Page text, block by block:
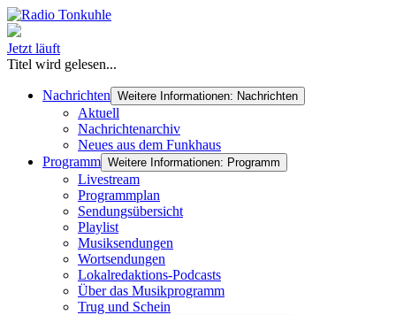
Jetzt läuft
Titel wird gelesen...
Nachrichten Weitere Informationen: Nachrichten
Aktuell
Nachrichtenarchiv
Neues aus dem Funkhaus
Programm Weitere Informationen: Programm
Livestream
Programmplan
Sendungsübersicht
Playlist
Musiksendungen
Wortsendungen
Lokalredaktions-Podcasts
Über das Musikprogramm
Trug und Schein